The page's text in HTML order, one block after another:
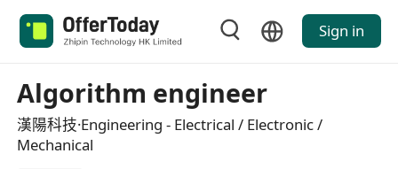
Sign in
Algorithm engineer
漢陽科技·Engineering - Electrical / Electronic /
Mechanical